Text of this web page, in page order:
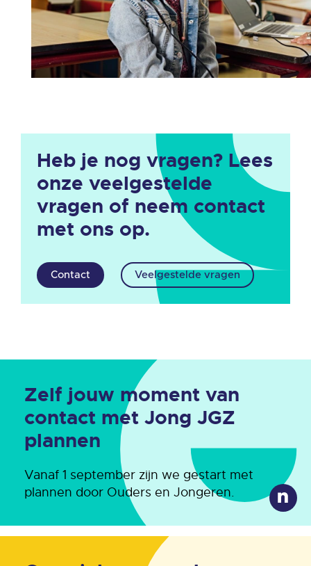
Heb je nog vragen? Lees
onze veelgestelde
vragen of neem contact
met ons op.
Contact Veelgestelde vragen
Zelf jouw moment van
contact met Jong JGZ
plannen
Vanaf 1 september zijn we gestart met
plannen door Ouders en Jongeren.